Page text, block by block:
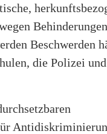
Beschwerden
die Polizei